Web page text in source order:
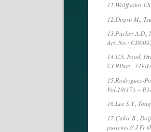
11.Wolffsohn
12.Dogru M.,
13.Pucker A.D.,
Art. No.:
14.U.S. Food,
15.Rodríguez-
Vol.18(17). –
16.Lee S.Y.,
17.Çakır B.,
patients // J Fr